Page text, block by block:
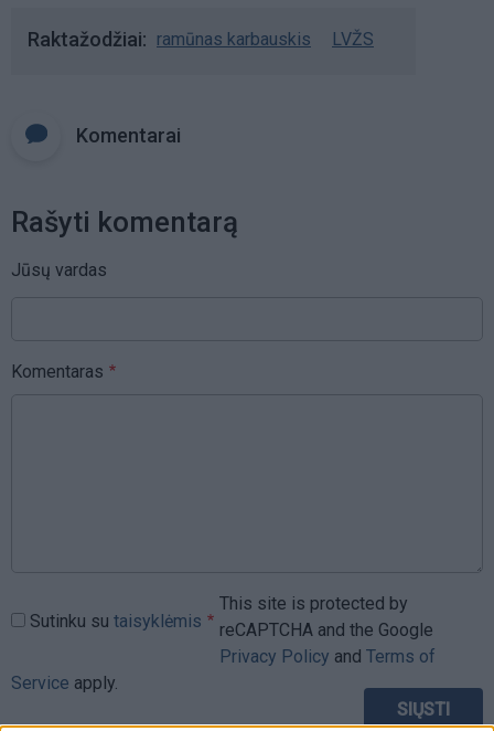
Raktažodžiai ramūnas karbauskis LVŽS
Komentarai
Rašyti komentarą
Jūsų vardas
Komentaras
Sutinku su taisyklėmis
This site is protected by
reCAPTCHA and the Google
Privacy Policy and Terms of
Service apply.